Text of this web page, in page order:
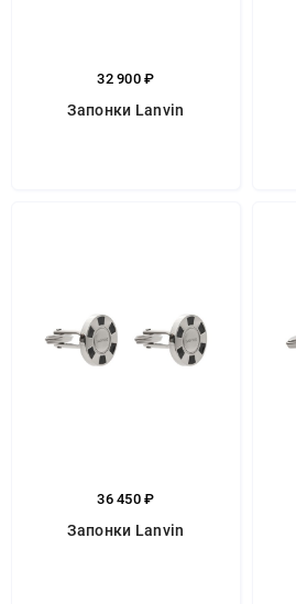
32 900 ₽
Запонки Lanvin
36 450 ₽
Запонки Lanvin